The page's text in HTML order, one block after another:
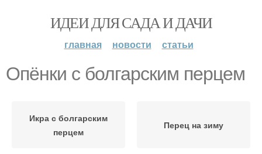
ИДЕИ ДЛЯ САДА И ДАЧИ
главная новости статьи
Опёнки с болгарским перцем
Икра с болгарским
перцем
Перец на зиму